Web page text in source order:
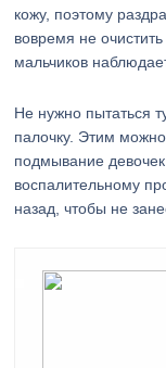
кожу, поэтому
вовремя не
мальчиков
Не нужно пытаться
палочку. Этим
подмывание
воспалительному
назад, чтобы не